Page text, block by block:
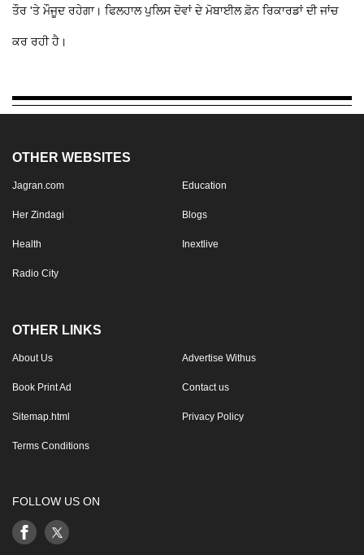
ਤੌਰ 'ਤੇ ਮੌਜੂਦ ਰਹੇਗਾ। ਫਿਲਹਾਲ ਪੁਲਿਸ ਦੋਵਾਂ ਦੇ ਮੋਬਾਈਲ ਫ਼ੋਨ ਰਿਕਾਰਡਾਂ ਦੀ ਜਾਂਚ
ਕਰ ਰਹੀ ਹੈ।
OTHER WEBSITES
Jagran.com Education
Her Zindagi Blogs
Health Inextlive
Radio City
OTHER LINKS
About Us Advertise Withus
Book Print Ad Contact us
Sitemap.html Privacy Policy
Terms Conditions
FOLLOW US ON